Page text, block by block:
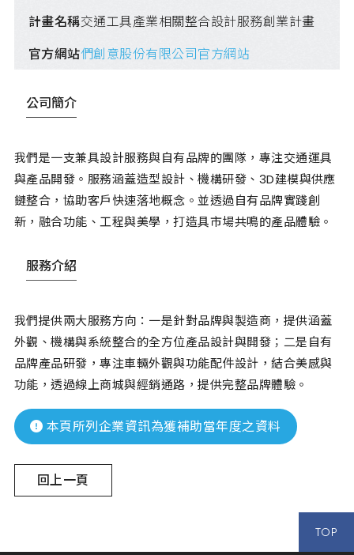
計畫名稱交通工具產業相關整合設計服務創業計畫
官方網站們創意股份有限公司官方網站
公司簡介
我們是一支兼具設計服務與自有品牌的團隊，專注交通運具
與產品開發。服務涵蓋造型設計、機構研發、3D建模與供應
鏈整合，協助客戶快速落地概念。並透過自有品牌實踐創
新，融合功能、工程與美學，打造具市場共鳴的產品體驗。
服務介紹
我們提供兩大服務方向：一是針對品牌與製造商，提供涵蓋
外觀、機構與系統整合的全方位產品設計與開發；二是自有
品牌產品研發，專注車輛外觀與功能配件設計，結合美感與
功能，透過線上商城與經銷通路，提供完整品牌體驗。
本頁所列企業資訊為獲補助當年度之資料
回上一頁
TOP